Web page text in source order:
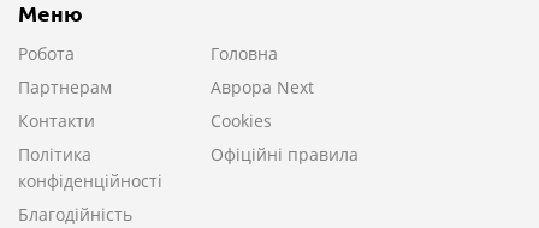
Меню
Робота
Головна
Партнерам
Аврора Next
Контакти
Cookies
Політика
конфіденційності
Офіційні правила
Благодійність